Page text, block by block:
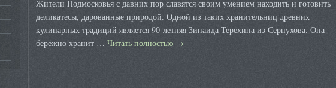
Жители Подмосковья с давних пор славятся своим умением находить и готовить
деликатесы, дарованные природой. Одной из таких хранительниц древних
кулинарных традиций является 90-летняя Зинаида Терехина из Серпухова. Она
бережно хранит … Читать полностью →